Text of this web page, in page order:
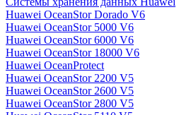
Huawei OceanStor Dorado V6
Huawei OceanStor 5000 V6
Huawei OceanStor 6000 V6
Huawei OceanStor 18000 V6
Huawei OceanProtect
Huawei OceanStor 2200 V5
Huawei OceanStor 2600 V5
Huawei OceanStor 2800 V5